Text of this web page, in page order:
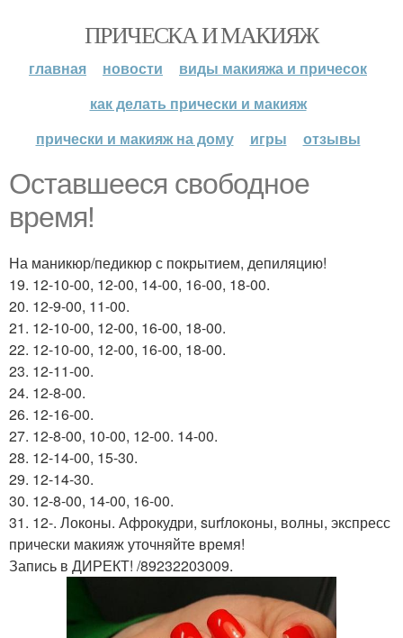
ПРИЧЕСКА И МАКИЯЖ
главная новости
виды макияжа и причесок
как делать прически и макияж
прически и макияж на дому
игры отзывы
Оставшееся свободное
время!
На маникюр/педикюр с покрытием, депиляцию!
19. 12-10-00, 12-00, 14-00, 16-00, 18-00.
20. 12-9-00, 11-00.
21. 12-10-00, 12-00, 16-00, 18-00.
22. 12-10-00, 12-00, 16-00, 18-00.
23. 12-11-00.
24. 12-8-00.
26. 12-16-00.
27. 12-8-00, 10-00, 12-00. 14-00.
28. 12-14-00, 15-30.
29. 12-14-30.
30. 12-8-00, 14-00, 16-00.
31. 12-. Локоны. Афрокудри, surfлоконы, волны, экспресс
прически макияж уточняйте время!
Запись в ДИРЕКТ! /89232203009.